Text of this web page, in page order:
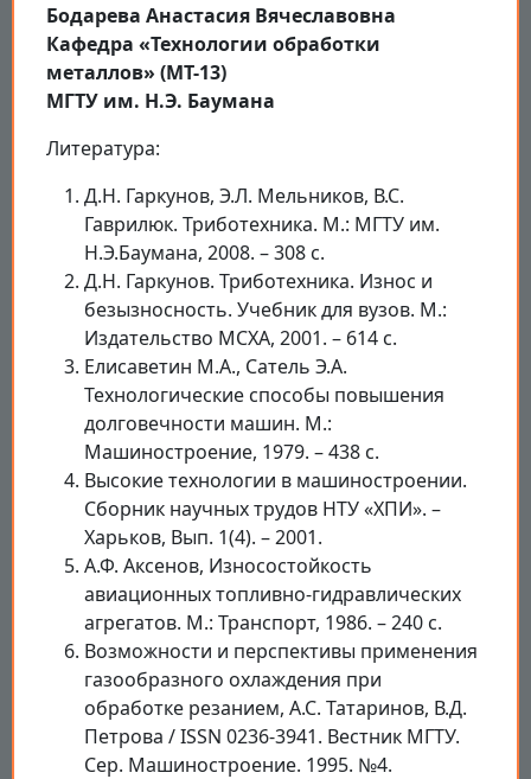
Бодарева Анастасия Вячеславовна
Кафедра «Технологии обработки
металлов» (МТ-13)
МГТУ им. Н.Э. Баумана
Литература:
Д.Н. Гаркунов, Э.Л. Мельников, В.С.
Гаврилюк. Триботехника. М.: МГТУ им.
Н.Э.Баумана, 2008. – 308 с.
Д.Н. Гаркунов. Триботехника. Износ и
безызносность. Учебник для вузов. М.:
Издательство МСХА, 2001. – 614 с.
Елисаветин М.А., Сатель Э.А.
Технологические способы повышения
долговечности машин. М.:
Машиностроение, 1979. – 438 с.
Высокие технологии в машиностроении.
Сборник научных трудов НТУ «ХПИ». –
Харьков, Вып. 1(4). – 2001.
А.Ф. Аксенов, Износостойкость
авиационных топливно-гидравлических
агрегатов. М.: Транспорт, 1986. – 240 с.
Возможности и перспективы применения
газообразного охлаждения при
обработке резанием, А.С. Татаринов, В.Д.
Петрова / ISSN 0236-3941. Вестник МГТУ.
Сер. Машиностроение. 1995. №4.